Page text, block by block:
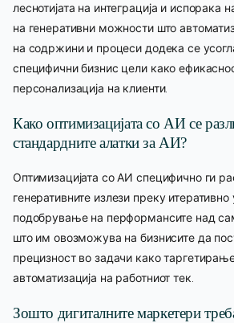
леснотијата на интеграција и испорака
на генеративни можности што
на содржини и процеси додека се
специфични бизнис цели како
персонализација на клиенти.
Како оптимизацијата со АИ се
стандардните алатки за АИ?
Оптимизацијата со АИ специфично ги
генеративните излези преку
подобрување на перформансите над
што им овозможува на бизнисите да
прецизност во задачи како
автоматизација на работниот тек.
Зошто дигиталните маркетери